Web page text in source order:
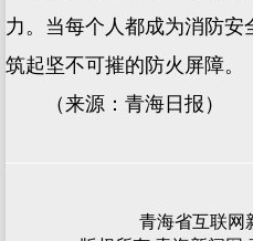
力。当每个人都成为消防
筑起坚不可摧的防火屏障。
（来源：青海日报）
青海省互联网